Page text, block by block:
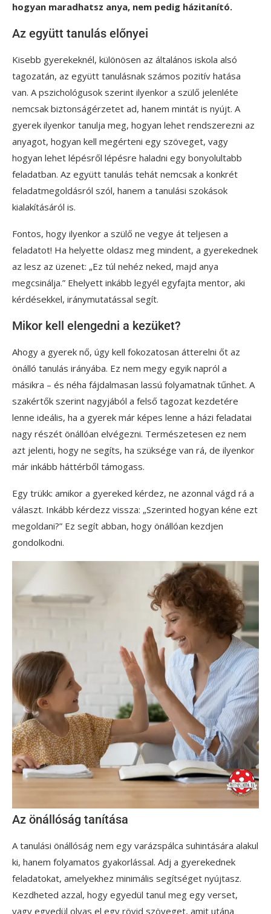
hogyan maradhatsz anya, nem pedig házitanító.
Az együtt tanulás előnyei
Kisebb gyerekeknél, különösen az általános iskola alsó
tagozatán, az együtt tanulásnak számos pozitív hatása
van. A pszichológusok szerint ilyenkor a szülő jelenléte
nemcsak biztonságérzetet ad, hanem mintát is nyújt. A
gyerek ilyenkor tanulja meg, hogyan lehet rendszerezni az
anyagot, hogyan kell megérteni egy szöveget, vagy
hogyan lehet lépésről lépésre haladni egy bonyolultabb
feladatban. Az együtt tanulás tehát nemcsak a konkrét
feladatmegoldásról szól, hanem a tanulási szokások
kialakításáról is.
Fontos, hogy ilyenkor a szülő ne vegye át teljesen a
feladatot! Ha helyette oldasz meg mindent, a gyerekednek
az lesz az üzenet: „Ez túl nehéz neked, majd anya
megcsinálja.” Ehelyett inkább legyél egyfajta mentor, aki
kérdésekkel, iránymutatással segít.
Mikor kell elengedni a kezüket?
Ahogy a gyerek nő, úgy kell fokozatosan átterelni őt az
önálló tanulás irányába. Ez nem megy egyik napról a
másikra – és néha fájdalmasan lassú folyamatnak tűnhet. A
szakértők szerint nagyjából a felső tagozat kezdetére
lenne ideális, ha a gyerek már képes lenne a házi feladatai
nagy részét önállóan elvégezni. Természetesen ez nem
azt jelenti, hogy ne segíts, ha szüksége van rá, de ilyenkor
már inkább háttérből támogass.
Egy trükk: amikor a gyereked kérdez, ne azonnal vágd rá a
választ. Inkább kérdezz vissza: „Szerinted hogyan kéne ezt
megoldani?” Ez segít abban, hogy önállóan kezdjen
gondolkodni.
Az önállóság tanítása
A tanulási önállóság nem egy varázspálca suhintására alakul
ki, hanem folyamatos gyakorlással. Adj a gyerekednek
feladatokat, amelyekhez minimális segítséget nyújtasz.
Kezdheted azzal, hogy egyedül tanul meg egy verset,
vagy egyedül olvas el egy rövid szöveget, amit utána